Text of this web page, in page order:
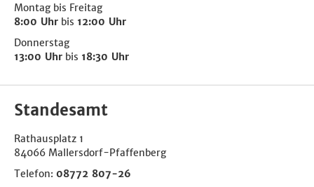
Montag bis Freitag
8:00 Uhr bis 12:00 Uhr
Donnerstag
13:00 Uhr bis 18:30 Uhr
Standesamt
Rathausplatz 1
84066 Mallersdorf-Pfaffenberg
Telefon: 08772 807-26